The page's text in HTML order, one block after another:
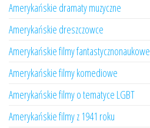
Amerykańskie dramaty muzyczne
Amerykańskie dreszczowce
Amerykańskie filmy fantastycznonaukowe
Amerykańskie filmy komediowe
Amerykańskie filmy o tematyce LGBT
Amerykańskie filmy z 1941 roku